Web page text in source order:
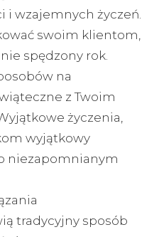
i wzajemnych życzeń.
swoim klientom,
spędzony rok.
na
z Twoim
życzenia,
wyjątkowy
niezapomnianym
tradycyjny sposób